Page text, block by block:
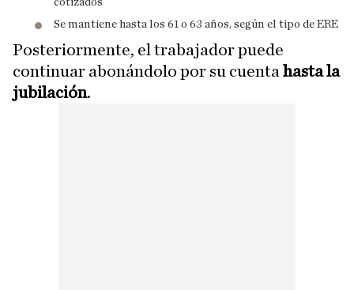
Se mantiene hasta los 61 o 63 años, según el tipo de ERE
Posteriormente, el trabajador puede
continuar abonándolo por su cuenta hasta la
jubilación.